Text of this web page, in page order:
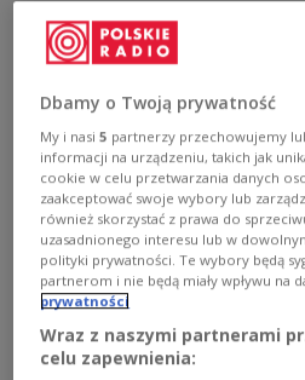
- Kiedyś można było mówić, że
piękny, ciepły dźwięk i gra
wszystko zglobalizowało -
Zobacz więcej na temat:Anna
konkurs chopinowski
Dbamy o Twoją prywatność
My i nasi5 partnerzy przechowujemy
informacji na urządzeniu, takich jak
cookie w celu przetwarzania danych
zaakceptować swoje wybory lub
również skorzystać z prawa do
uzasadnionego interesu lub w
polityki prywatności. Te wybory będą
partnerom i nie będą miały wpływu na
prywatności
Wraz z naszymi partnerami
celu zapewnienia: